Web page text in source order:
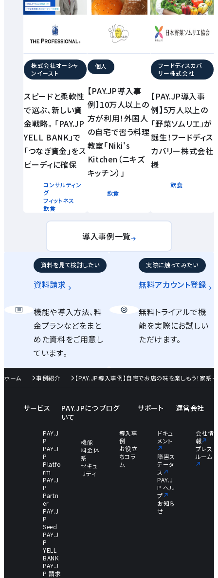
株式会社オーシャ
ンイースト
スピードと柔軟性
で選ぶ、新しい資
金戦略。 「PAY.JP
YELL BANK」で
「つなぎ資金」をス
ピーディに確保
コンサルティン
グ
フィットネス
飲食
個人
【PAY.JP導入事
例】10万人以上の
方が利用！外国人
の自宅で習う料理
教室「Niki's
Kitchen（ニキズ
キッチン）」
飲食
フードディスカバ
リー株式会社
【PAY.JP導入事
例】5万人以上の
「野菜ソムリエ」が
誕生！フードディス
カバリー株式会社
様
飲食
導入事例一覧
資料を見て検討したい
資料請求
機能や導入方法、料
金プランなどをまと
めた資料をご用意し
ています。
実際に触ってみたい
無料アカウント登録
無料トライアルで機
能を実際にお試しい
ただけます。
ホーム 事例紹介 【PAY.JP導入事例】自宅でお店の味を楽しもう！家系
サービス
PAY.J
P
PAY.J
P
Platfo
rm
PAY.J
P
Partn
er
PAY.J
P
Seed
PAY.J
P
YELL
BANK
PAY.J
P 請求
PAY.JPにつ
いて
機能
料金体
系
セキュ
リティ
ブログ
導入事
例
お役立
ちコラ
ム
サポート
ドキュ
メント
障害ス
テータ
ス
PAY.J
P ヘル
プ
お知ら
せ
運営会社
会社情
報
プレス
ルーム